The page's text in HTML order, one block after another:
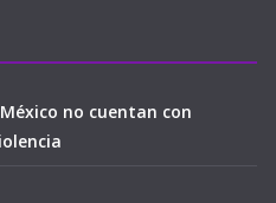
no cuentan con